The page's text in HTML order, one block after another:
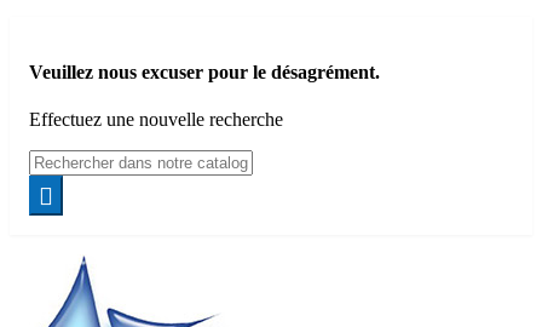
Veuillez nous excuser pour le désagrément.
Effectuez une nouvelle recherche
